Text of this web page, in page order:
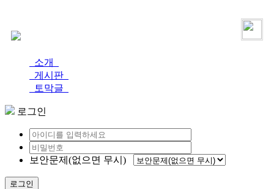
소개
게시판
토막글
로그인
보안문제(없으면 무시)
로그인